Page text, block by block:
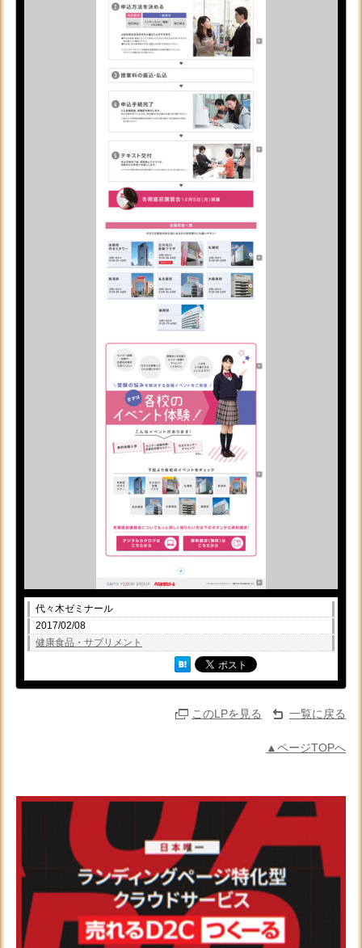
代々木ゼミナール
2017/02/08
健康食品・サプリメント
このLPを見る 一覧に戻る
▲ページTOPへ